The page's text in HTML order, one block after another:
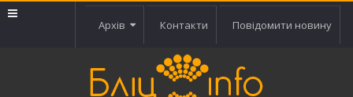
Архів Контакти Повідомити новину